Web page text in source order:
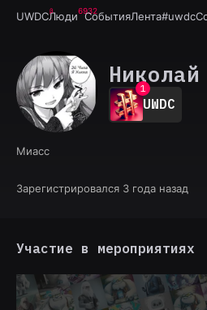
UWDCЛюди6932
СобытияЛента#uwdc
0
1
2
3
7
UWDC
Миасс
Зарегистрировался 3 года назад
Участие в мероприятиях